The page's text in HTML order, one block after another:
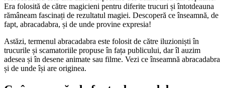
Era folosită de către magicieni pentru diferite trucuri și întotdeauna
rămâneam fascinați de rezultatul magiei. Descoperă ce înseamnă, de
fapt, abracadabra, și de unde provine expresia!
Astăzi, termenul abracadabra este folosit de către iluzioniști în
trucurile și scamatoriile propuse în fața publicului, dar îl auzim
adesea și în desene animate sau filme. Vezi ce înseamnă abracadabra
și de unde își are originea.